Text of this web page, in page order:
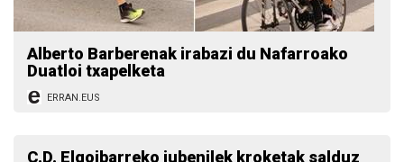
Alberto Barberenak irabazi du Nafarroako
Duatloi txapelketa
ERRAN.EUS
C.D. Elgoibarreko jubenilek kroketak salduz